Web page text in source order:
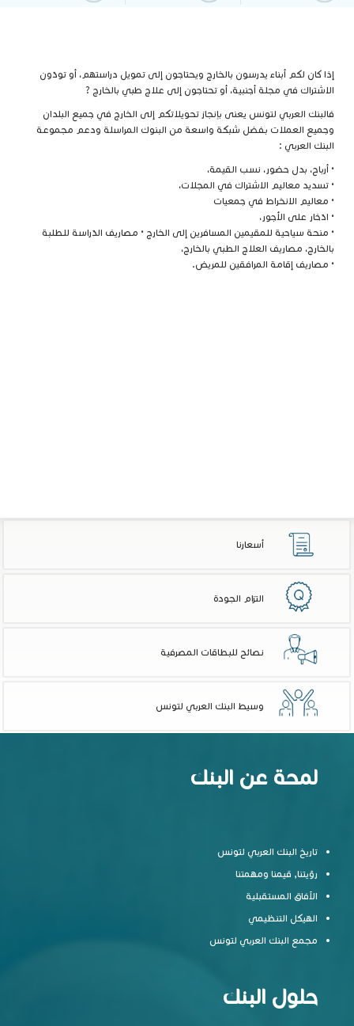
إذا كان لكم أبناء يدرسون بالخارج ويحتاجون إلى تمويل دراستهم، أو تودّون
الاشتراك في مجلة أجنبية، أو تحتاجون إلى علاج طبي بالخارج ?
فالبنك العربي لتونس يعنى بإنجاز تحويلاتكم إلى الخارج في جميع البلدان
وجميع العملات بفضل شبكة واسعة من البنوك المراسلة ودعم مجموعة
البنك العربي :
• أرباح، بدل حضور، نسب القيمة،
• تسديد معاليم الاشتراك في المجلات،
• معاليم الانخراط في جمعيات
• ادّخار على الأجور،
• منحة سياحية للمقيمين المسافرين إلى الخارج • مصاريف الدّراسة للطلبة
بالخارج، مصاريف العلاج الطبي بالخارج،
• مصاريف إقامة المرافقين للمريض.
أسعارنا
التزام الجودة
نصائح للبطاقات المصرفية
وسيط البنك العربي لتونس
لمحة عن البنك
تاريخ البنك العربي لتونس
رؤيتنا, قيمنا ومهمتنا
الآفاق المستقبلية
الهيكل التنظيمي
مجمع البنك العربي لتونس
حلول البنك